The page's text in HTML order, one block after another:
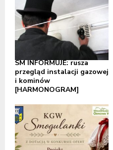
SM INFORMUJE: rusza
przegląd instalacji gazowej
i kominów
[HARMONOGRAM]